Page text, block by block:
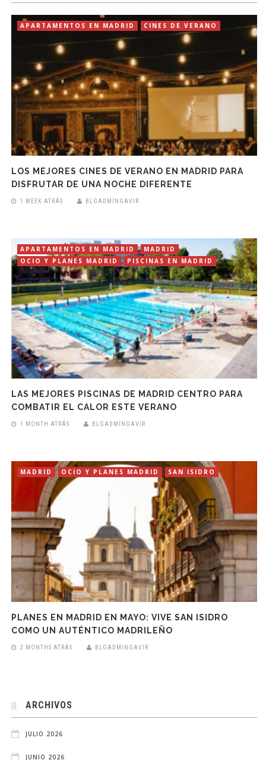
APARTAMENTOS EN MADRID CINES DE VERANO
LOS MEJORES CINES DE VERANO EN MADRID PARA
DISFRUTAR DE UNA NOCHE DIFERENTE
1 WEEK ATRÁS BLGADMINGAVIR
APARTAMENTOS EN MADRID
MADRID
OCIO Y PLANES MADRID
PISCINAS EN MADRID
LAS MEJORES PISCINAS DE MADRID CENTRO PARA
COMBATIR EL CALOR ESTE VERANO
1 MONTH ATRÁS BLGADMINGAVIR
MADRID OCIO Y PLANES MADRID SAN ISIDRO
PLANES EN MADRID EN MAYO: VIVE SAN ISIDRO
COMO UN AUTÉNTICO MADRILEÑO
2 MONTHS ATRÁS BLGADMINGAVIR
ARCHIVOS
JULIO 2026
JUNIO 2026